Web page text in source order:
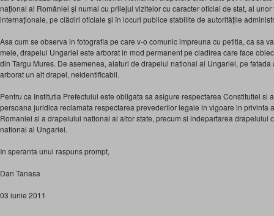
naţional al României şi numai cu prilejul vizitelor cu caracter oficial de stat, al
internaţionale, pe clădiri oficiale şi în locuri publice stabilite de autorităţile
Asa cum se observa in fotografia pe care v-o comunic impreuna cu petitia, ca sa
mele, drapelul Ungariei este arborat in mod permanent pe cladirea care face
din Targu Mures. De asemenea, alaturi de drapelul national al Ungariei, pe
arborat un alt drapel, neidentificabil.
Pentru ca Institutia Prefectului este obligata sa asigure respectarea Constitutiei si
persoana juridica reclamata respectarea prevederilor legale in vigoare in privinta
Romaniei si a drapelului national al altor state, precum si indepartarea drapelului
national al Ungariei.
In speranta unui raspuns prompt,
Dan Tanasa
03 iunie 2011